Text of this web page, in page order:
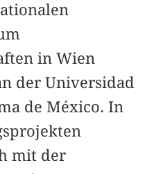
in Wien
der Universidad
de México. In
mit der